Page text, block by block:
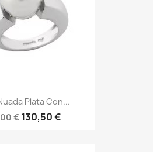
Plata Con...
€ 130,50 €